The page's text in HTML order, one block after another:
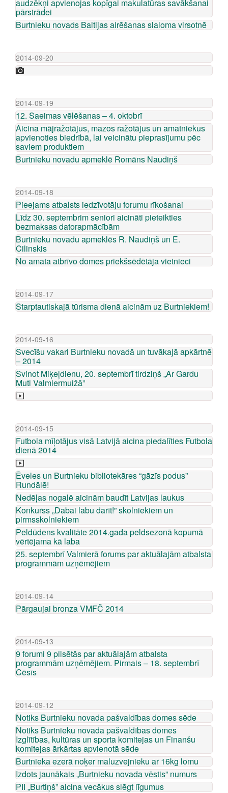
audzēkņi apvienojas kopīgai makulatūras savākšanai
pārstrādei
Burtnieku novads Baltijas airēšanas slaloma virsotnē
2014-09-20
2014-09-19
12. Saeimas vēlēšanas – 4. oktobrī
Aicina mājražotājus, mazos ražotājus un amatniekus
apvienoties biedrībā, lai veicinātu pieprasījumu pēc
saviem produktiem
Burtnieku novadu apmeklē Romāns Naudiņš
2014-09-18
Pieejams atbalsts iedzīvotāju forumu rīkošanai
Līdz 30. septembrim seniori aicināti pieteikties
bezmaksas datorapmācībām
Burtnieku novadu apmeklēs R. Naudiņš un E.
Cilinskis
No amata atbrīvo domes priekšsēdētāja vietnieci
2014-09-17
Starptautiskajā tūrisma dienā aicinām uz Burtniekiem!
2014-09-16
Svecīšu vakari Burtnieku novadā un tuvākajā apkārtnē
– 2014
Svinot Miķeļdienu, 20. septembrī tirdziņš „Ar Gardu
Muti Valmiermuižā”
2014-09-15
Futbola mīļotājus visā Latvijā aicina piedalīties Futbola
dienā 2014
Ēveles un Burtnieku bibliotekāres “gāzīs podus”
Rundālē!
Nedēļas nogalē aicinām baudīt Latvijas laukus
Konkurss „Dabai labu darīt!” skolniekiem un
pirmsskolniekiem
Peldūdens kvalitāte 2014.gada peldsezonā kopumā
vērtējama kā laba
25. septembrī Valmierā forums par aktuālajām atbalsta
programmām uzņēmējiem
2014-09-14
Pārgaujai bronza VMFČ 2014
2014-09-13
9 forumi 9 pilsētās par aktuālajām atbalsta
programmām uzņēmējiem. Pirmais – 18. septembrī
Cēsīs
2014-09-12
Notiks Burtnieku novada pašvaldības domes sēde
Notiks Burtnieku novada pašvaldības domes
Izglītības, kultūras un sporta komitejas un Finanšu
komitejas ārkārtas apvienotā sēde
Burtnieka ezerā noķer maluzvejnieku ar 16kg lomu
Izdots jaunākais „Burtnieku novada vēstis” numurs
PII „Burtiņš” aicina vecākus slēgt līgumus